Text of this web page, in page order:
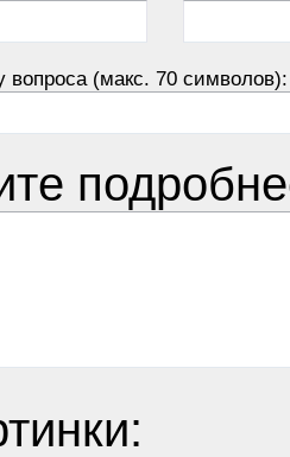
вопроса (макс. 70 символов):